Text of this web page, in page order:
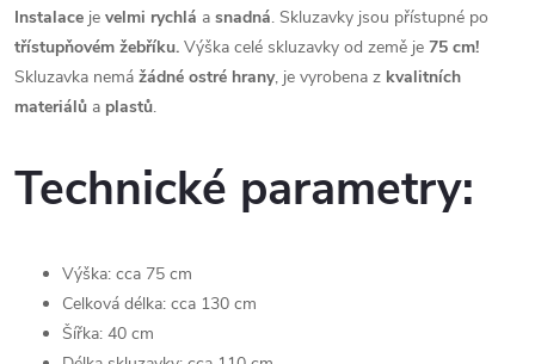
Instalace je velmi rychlá a snadná. Skluzavky jsou přístupné po
třístupňovém žebříku. Výška celé skluzavky od země je 75 cm!
Skluzavka nemá žádné ostré hrany, je vyrobena z kvalitních
materiálů a plastů.
Technické parametry:
Výška: cca 75 cm
Celková délka: cca 130 cm
Šířka: 40 cm